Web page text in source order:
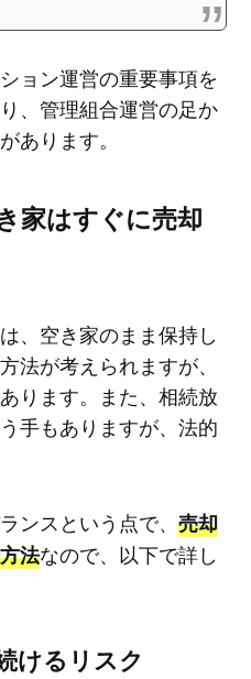
ョン運営の重要事項を
、管理組合運営の足か
あります。
家はすぐに売却
、空き家のまま保持し
法が考えられますが、
ります。また、相続放
手もありますが、法的
ンスという点で、 売却
法なので、以下で詳し
けるリスク